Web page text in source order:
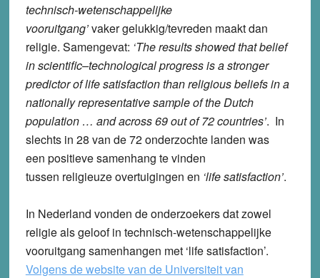
technisch-wetenschappelijke
vooruitgang’vaker gelukkig/tevreden maakt dan
religie. Samengevat: ‘The results showed that belief
in scientific–technological progress is a stronger
predictor of life satisfaction than religious beliefs in a
nationally representative sample of the Dutch
population … and across 69 out of 72 countries’. In
slechts in 28 van de 72 onderzochte landen was
een positieve samenhang te vinden
tussen religieuze overtuigingen en ‘life satisfaction’.
In Nederland vonden de onderzoekers dat zowel
religie als geloof in technisch-wetenschappelijke
vooruitgang samenhangen met ‘life satisfaction’.
Volgens de website van de Universiteit van